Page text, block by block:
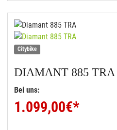
Citybike
DIAMANT 885 TRA
Bei uns:
1.099,00€*